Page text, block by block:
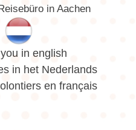
in Aachen
in english
in het Nederlands
en français